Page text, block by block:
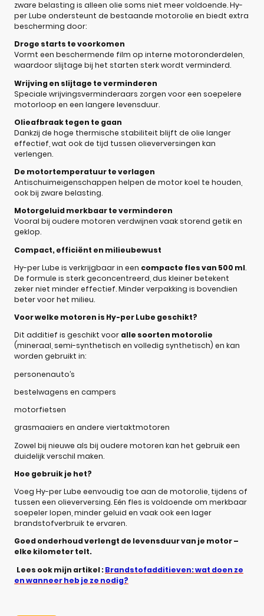
zware belasting is alleen olie soms niet meer voldoende. Hy-
per Lube ondersteunt de bestaande motorolie en biedt extra
bescherming door:
Droge starts te voorkomen
Vormt een beschermende film op interne motoronderdelen,
waardoor slijtage bij het starten sterk wordt verminderd.
Wrijving en slijtage te verminderen
Speciale wrijvingsverminderaars zorgen voor een soepelere
motorloop en een langere levensduur.
Olieafbraak tegen te gaan
Dankzij de hoge thermische stabiliteit blijft de olie langer
effectief, wat ook de tijd tussen olieverversingen kan
verlengen.
De motortemperatuur te verlagen
Antischuimeigenschappen helpen de motor koel te houden,
ook bij zware belasting.
Motorgeluid merkbaar te verminderen
Vooral bij oudere motoren verdwijnen vaak storend getik en
geklop.
Compact, efficiënt en milieubewust
Hy-per Lube is verkrijgbaar in een compacte fles van 500 ml.
De formule is sterk geconcentreerd, dus kleiner betekent
zeker niet minder effectief. Minder verpakking is bovendien
beter voor het milieu.
Voor welke motoren is Hy-per Lube geschikt?
Dit additief is geschikt voor alle soorten motorolie
(mineraal, semi-synthetisch en volledig synthetisch) en kan
worden gebruikt in:
personenauto’s
bestelwagens en campers
motorfietsen
grasmaaiers en andere viertaktmotoren
Zowel bij nieuwe als bij oudere motoren kan het gebruik een
duidelijk verschil maken.
Hoe gebruik je het?
Voeg Hy-per Lube eenvoudig toe aan de motorolie, tijdens of
tussen een olieverversing. Eén fles is voldoende om merkbaar
soepeler lopen, minder geluid en vaak ook een lager
brandstofverbruik te ervaren.
Goed onderhoud verlengt de levensduur van je motor –
elke kilometer telt.
Lees ook mijn artikel :Brandstofadditieven: wat doen ze
en wanneer heb je ze nodig?